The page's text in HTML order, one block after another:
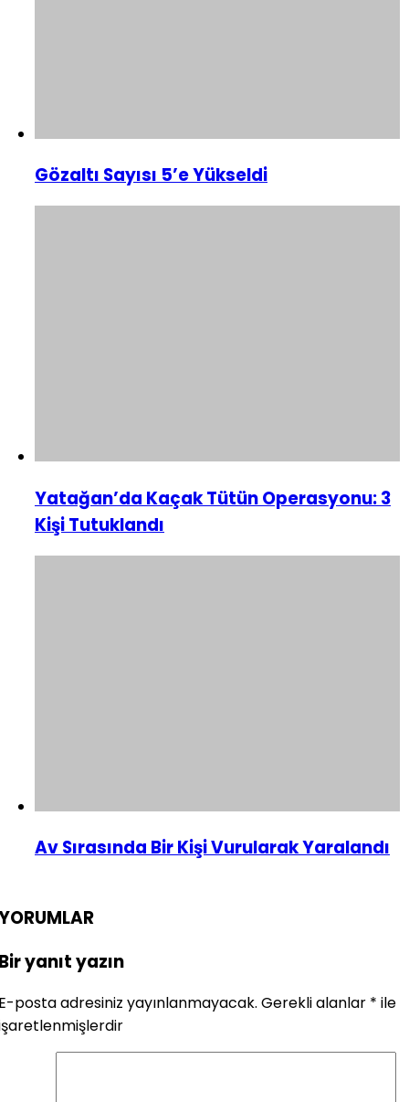
Gözaltı Sayısı 5’e Yükseldi
Yatağan’da Kaçak Tütün Operasyonu: 3
Kişi Tutuklandı
Av Sırasında Bir Kişi Vurularak Yaralandı
yanıt yazın
posta adresiniz yayınlanmayacak. Gerekli alanlar * ile